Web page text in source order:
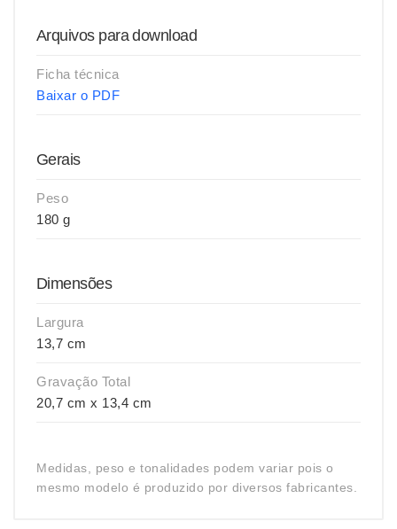
Arquivos para download
Ficha técnica
Baixar o PDF
Gerais
Peso
180 g
Dimensões
Largura
13,7 cm
Gravação Total
20,7 cm x 13,4 cm
Medidas, peso e tonalidades podem variar pois o
mesmo modelo é produzido por diversos fabricantes.